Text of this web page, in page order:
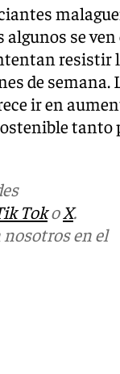
algunos se
de
ir en
TokoX.
nosotros en el